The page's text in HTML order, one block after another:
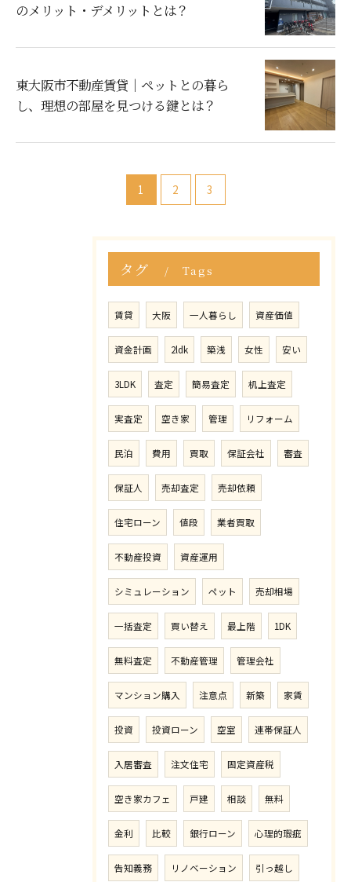
のメリット・デメリットとは？
東大阪市不動産賃貸｜ペットとの暮ら
し、理想の部屋を見つける鍵とは？
1 2 3
タグ Tags
賃貸 大阪 一人暮らし 資産価値
資金計画 2ldk 築浅 女性 安い
3LDK 査定 簡易査定 机上査定
実査定 空き家 管理 リフォーム
民泊 費用 買取 保証会社 審査
保証人 売却査定 売却依頼
住宅ローン 値段 業者買取
不動産投資 資産運用
シミュレーション ペット 売却相場
一括査定 買い替え 最上階 1DK
無料査定 不動産管理 管理会社
マンション購入 注意点 新築 家賃
投資 投資ローン 空室 連帯保証人
入居審査 注文住宅 固定資産税
空き家カフェ 戸建 相談 無料
金利 比較 銀行ローン 心理的瑕疵
告知義務 リノベーション 引っ越し